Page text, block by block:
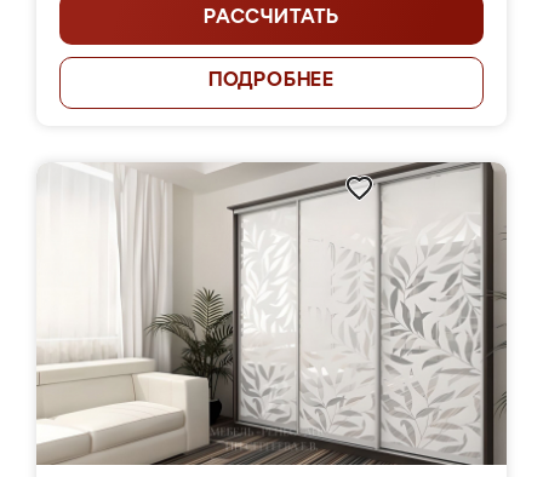
РАССЧИТАТЬ
ПОДРОБНЕЕ